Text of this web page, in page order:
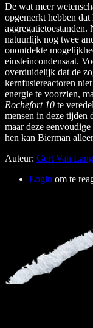
De wat meer
opgemerkt hebben
aggregatietoestanden.
natuurlijk nog twee
onontdekte
einsteincondensaat.
overduidelijk dat de
kernfusiereactoren
energie te voorzien,
Rochefort 10 te
mensen in deze tijden
maar deze
hen kan Bierman
Auteur: Gert Van
Login om te